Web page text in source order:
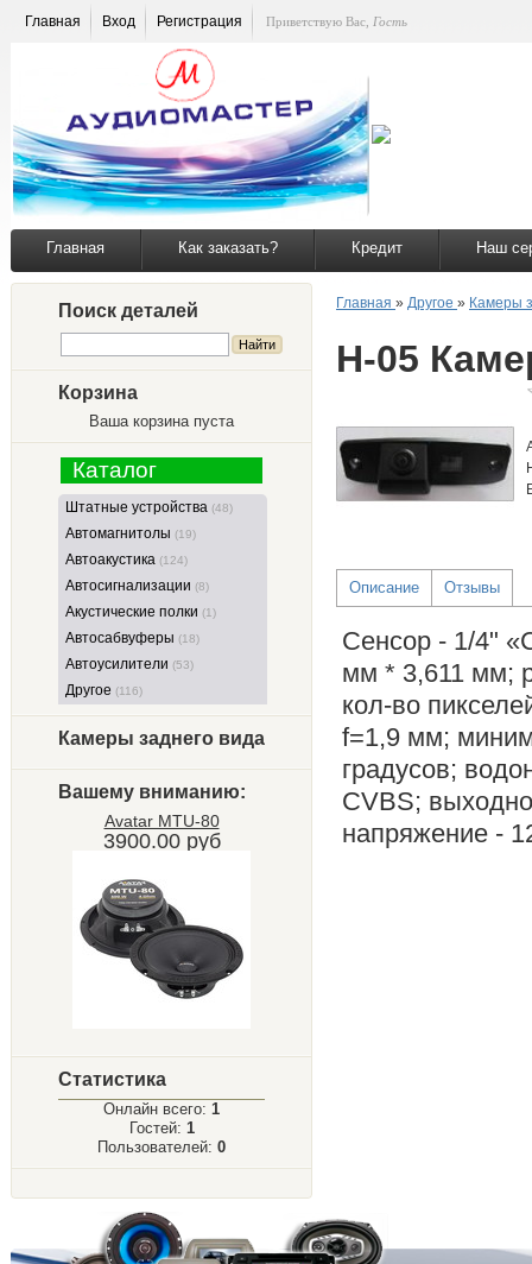
Главная Вход Регистрация Приветствую Вас Гость
Главная Как заказать? Кредит Наш
Поиск деталей
Корзина
Ваша корзина пуста
Каталог
Штатные устройства (48)
Автомагнитолы (19)
Автоакустика (124)
Автосигнализации (8)
Акустические полки (1)
Автосабвуферы (18)
Автоусилители (53)
Другое (116)
Камеры заднего вида
Вашему вниманию:
Avatar MTU-80
3900.00 руб
Статистика
Онлайн всего: 1
Гостей: 1
Пользователей: 0
Главная » Другое » Камеры
H-05
Описание Отзывы
Cенсор - 1/4"
мм * 3,611 мм;
кол-во
f=1,9 мм;
градусов;
CVBS;
напряжение -